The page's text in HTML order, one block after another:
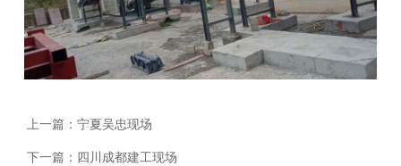
上一篇：宁夏吴忠现场
下一篇： 四川成都建工现场